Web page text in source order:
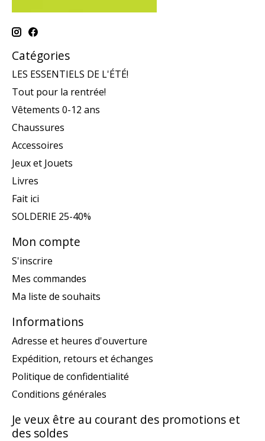
Catégories
LES ESSENTIELS DE L'ÉTÉ!
Tout pour la rentrée!
Vêtements 0-12 ans
Chaussures
Accessoires
Jeux et Jouets
Livres
Fait ici
SOLDERIE 25-40%
Mon compte
S'inscrire
Mes commandes
Ma liste de souhaits
Informations
Adresse et heures d'ouverture
Expédition, retours et échanges
Politique de confidentialité
Conditions générales
Je veux être au courant des promotions et
des soldes